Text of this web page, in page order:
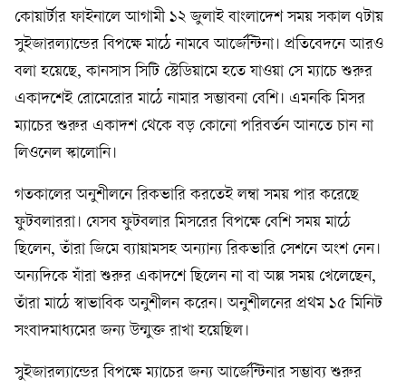
কোয়ার্টার ফাইনালে আগামী ১২ জুলাই বাংলাদেশ সময় সকাল ৭টায়
সুইজারল্যান্ডের বিপক্ষে মাঠে নামবে আর্জেন্টিনা। প্রতিবেদনে আরও
বলা হয়েছে, কানসাস সিটি স্টেডিয়ামে হতে যাওয়া সে ম্যাচে শুরুর
একাদশেই রোমেরোর মাঠে নামার সম্ভাবনা বেশি। এমনকি মিসর
ম্যাচের শুরুর একাদশ থেকে বড় কোনো পরিবর্তন আনতে চান না
লিওনেল স্কালোনি।
গতকালের অনুশীলনে রিকভারি করতেই লম্বা সময় পার করেছে
ফুটবলাররা। যেসব ফুটবলার মিসরের বিপক্ষে বেশি সময় মাঠে
ছিলেন, তাঁরা জিমে ব্যায়ামসহ অন্যান্য রিকভারি সেশনে অংশ নেন।
অন্যদিকে যাঁরা শুরুর একাদশে ছিলেন না বা অল্প সময় খেলেছেন,
তাঁরা মাঠে স্বাভাবিক অনুশীলন করেন। অনুশীলনের প্রথম ১৫ মিনিট
সংবাদমাধ্যমের জন্য উন্মুক্ত রাখা হয়েছিল।
সুইজারল্যান্ডের বিপক্ষে ম্যাচের জন্য আর্জেন্টিনার সম্ভাব্য শুরুর